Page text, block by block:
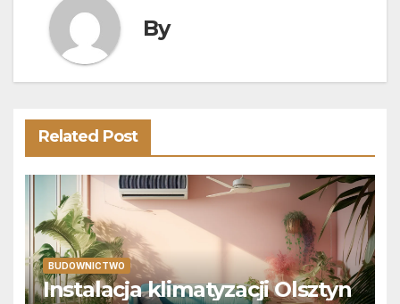
By
Related Post
BUDOWNICTWO
Instalacja klimatyzacji Olsztyn